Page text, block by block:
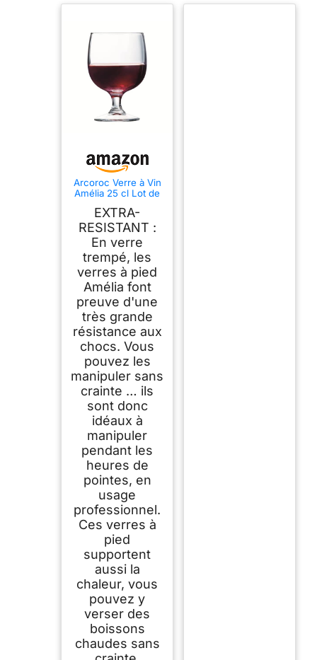
Arcoroc Verre à Vin
Amélia 25 cl Lot de
EXTRA-
RESISTANT :
En verre
trempé, les
verres à pied
Amélia font
preuve d'une
très grande
résistance aux
chocs. Vous
pouvez les
manipuler sans
crainte … ils
sont donc
idéaux à
manipuler
pendant les
heures de
pointes, en
usage
professionnel.
Ces verres à
pied
supportent
aussi la
chaleur, vous
pouvez y
verser des
boissons
chaudes sans